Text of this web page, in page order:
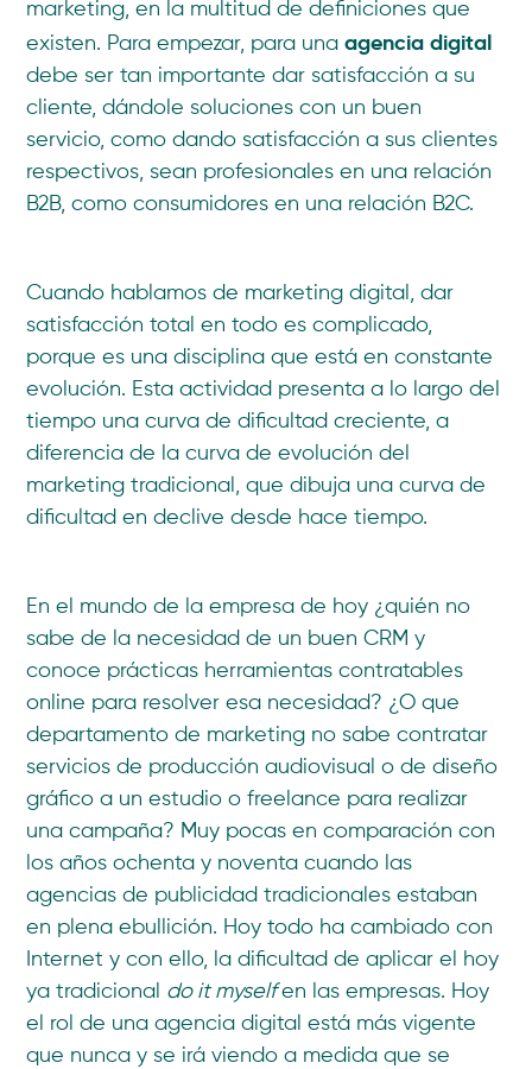
marketing, en la multitud de definiciones que
existen. Para empezar, para unaagencia digital
debe ser tan importante dar satisfacción a su
cliente, dándole soluciones con un buen
servicio, como dando satisfacción a sus clientes
respectivos, sean profesionales en una relación
B2B, como consumidores en una relación B2C.
Cuando hablamos de marketing digital, dar
satisfacción total en todo es complicado,
porque es una disciplina que está en constante
evolución. Esta actividad presenta a lo largo del
tiempo una curva de dificultad creciente, a
diferencia de la curva de evolución del
marketing tradicional, que dibuja una curva de
dificultad en declive desde hace tiempo.
En el mundo de la empresa de hoy ¿quién no
sabe de la necesidad de un buen CRM y
conoce prácticas herramientas contratables
online para resolver esa necesidad? ¿O que
departamento de marketing no sabe contratar
servicios de producción audiovisual o de diseño
gráfico a un estudio o freelance para realizar
una campaña? Muy pocas en comparación con
los años ochenta y noventa cuando las
agencias de publicidad tradicionales estaban
en plena ebullición. Hoy todo ha cambiado con
Internet y con ello, la dificultad de aplicar el hoy
ya tradicional do it myselfen las empresas. Hoy
el rol de una agencia digital está más vigente
que nunca y se irá viendo a medida que se